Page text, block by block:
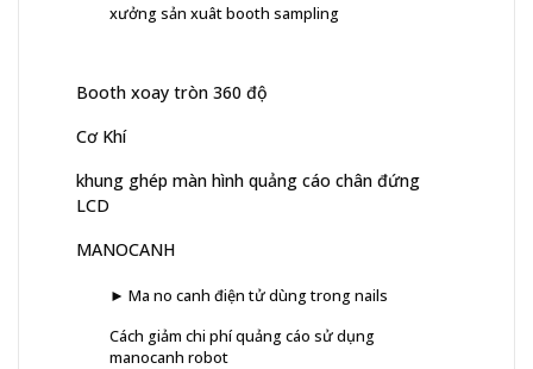
xưởng sản xuât booth sampling
Booth xoay tròn 360 độ
Cơ Khí
khung ghép màn hình quảng cáo chân đứng
LCD
MANOCANH
► Ma no canh điện tử dùng trong nails
Cách giảm chi phí quảng cáo sử dụng
manocanh robot